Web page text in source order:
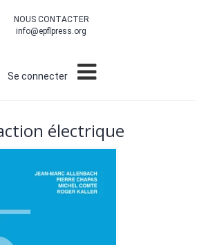
site
NOUS CONTACTER
info@epflpress.org
Se connecter
électrique